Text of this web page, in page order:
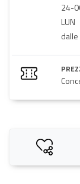
24-
LUN